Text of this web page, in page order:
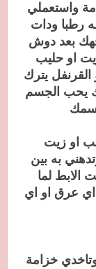
واستعملي
رطبا ودات
بعد دوش
او حليب
يترك
يحب الجسم
او زيت
به بين
الابط لما
عرق او اي
خزامة